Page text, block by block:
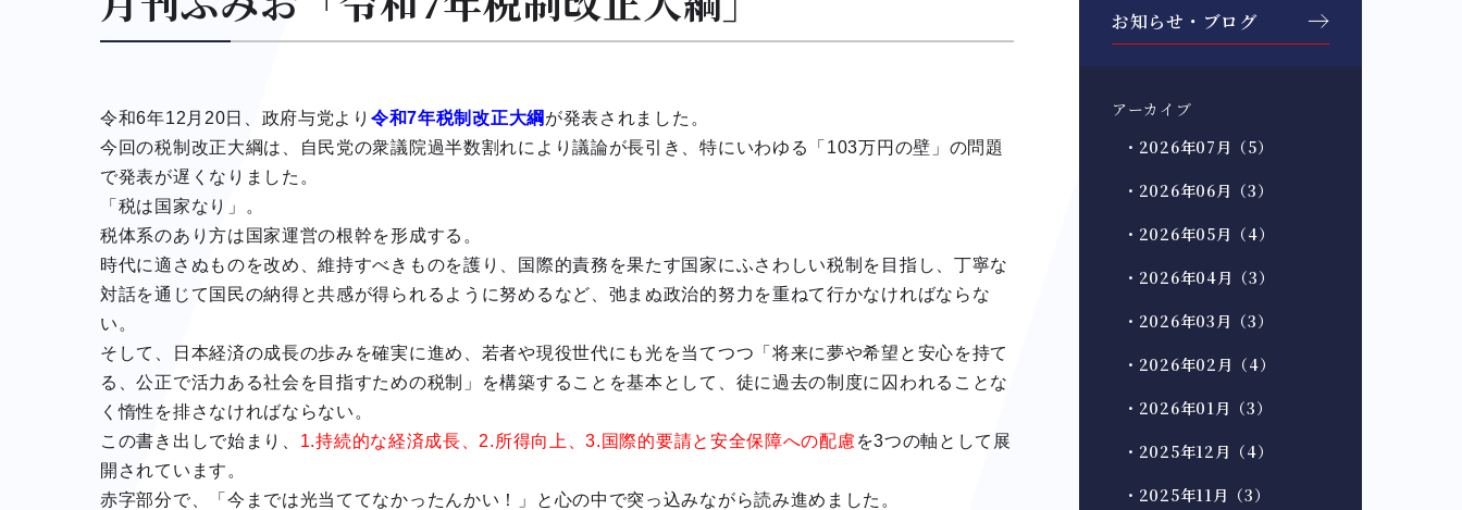
令和6年12月20日、政府与党より 令和7年税制改正大綱 が発表されました。
今回の税制改正大綱は、自民党の衆議院過半数割れにより議論が長引き、特にいわゆる「103万円の壁」の問題
で発表が遅くなりました。
「税は国家なり」。
税体系のあり方は国家運営の根幹を形成する。
時代に適さぬものを改め、維持すべきものを護り、国際的責務を果たす国家にふさわしい税制を目指し、丁寧な
対話を通じて国民の納得と共感が得られるように努めるなど、弛まぬ政治的努力を重ねて行かなければならな
い。
そして、日本経済の成長の歩みを確実に進め、若者や現役世代にも光を当てつつ「将来に夢や希望と安心を持て
る、公正で活力ある社会を目指すための税制」を構築することを基本として、徒に過去の制度に囚われることな
く惰性を排さなければならない。
この書き出しで始まり、 1.持続的な経済成長、2.所得向上、3.国際的要請と安全保障への配慮 を3つの軸として展
開されています。
赤字部分で、「今までは光当ててなかったんかい！」と心の中で突っ込みながら読み進めました。
お知らせ・ブログ
アーカイブ
・2026年07月（5）
・2026年06月（3）
・2026年05月（4）
・2026年04月（3）
・2026年03月（3）
・2026年02月（4）
・2026年01月（3）
・2025年12月（4）
・2025年11月（3）